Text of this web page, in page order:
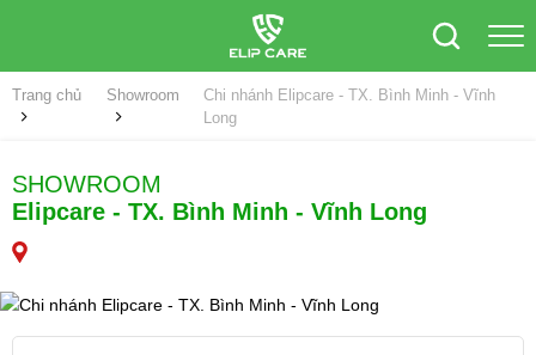
Trang chủ Showroom
Chi nhánh Elipcare - TX. Bình Minh - Vĩnh
Long
SHOWROOM
Elipcare - TX. Bình Minh - Vĩnh Long